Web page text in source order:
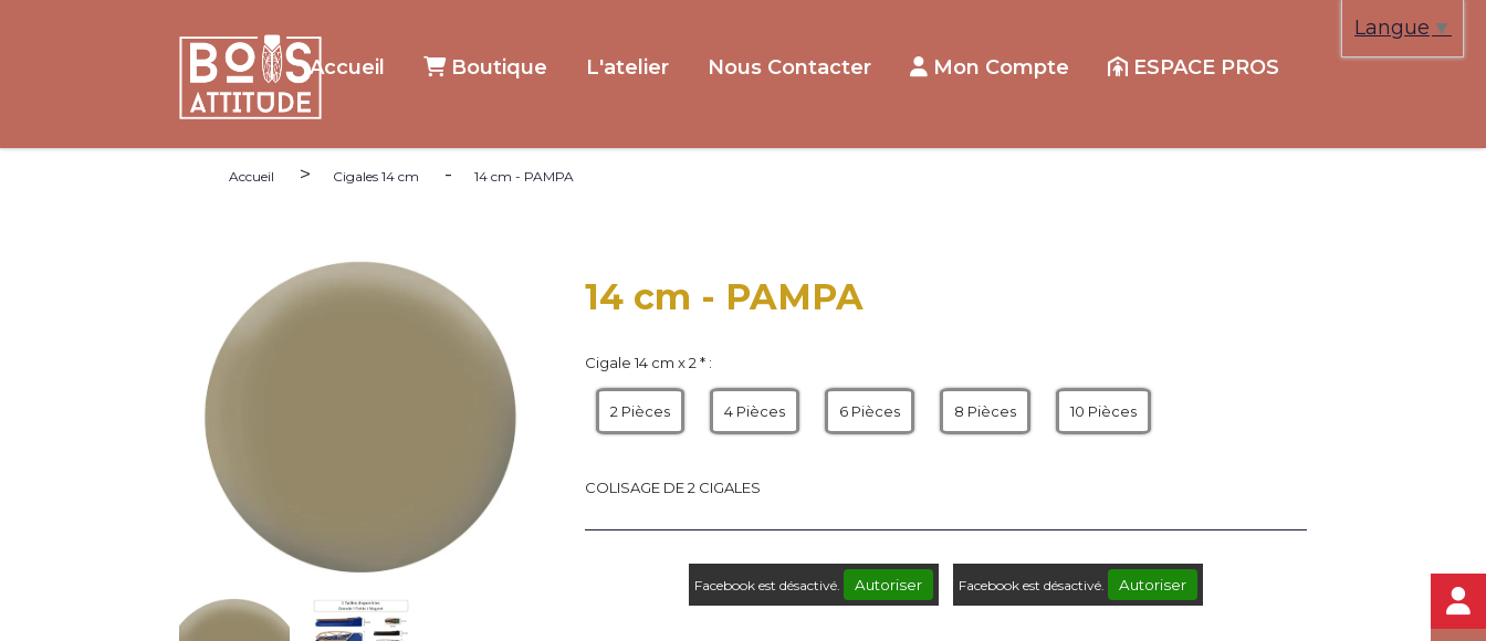
Accueil Boutique L'atelier Nous Contacter Mon Compte ESPACE PROS
Accueil > Cigales 14 cm - 14 cm - PAMPA
14 cm - PAMPA
Cigale 14 cm x 2* :
2 Pièces 4 Pièces 6 Pièces 8 Pièces 10 Pièces
COLISAGE DE 2 CIGALES
Facebook est désactivé. Autoriser Facebook est désactivé. Autoriser
Langue ▼